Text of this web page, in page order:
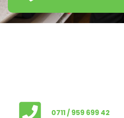
0711 / 959 699 42